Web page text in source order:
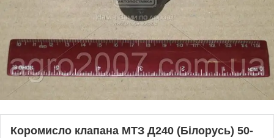
Коромисло клапана МТЗ Д240 (Білорусь) 50-